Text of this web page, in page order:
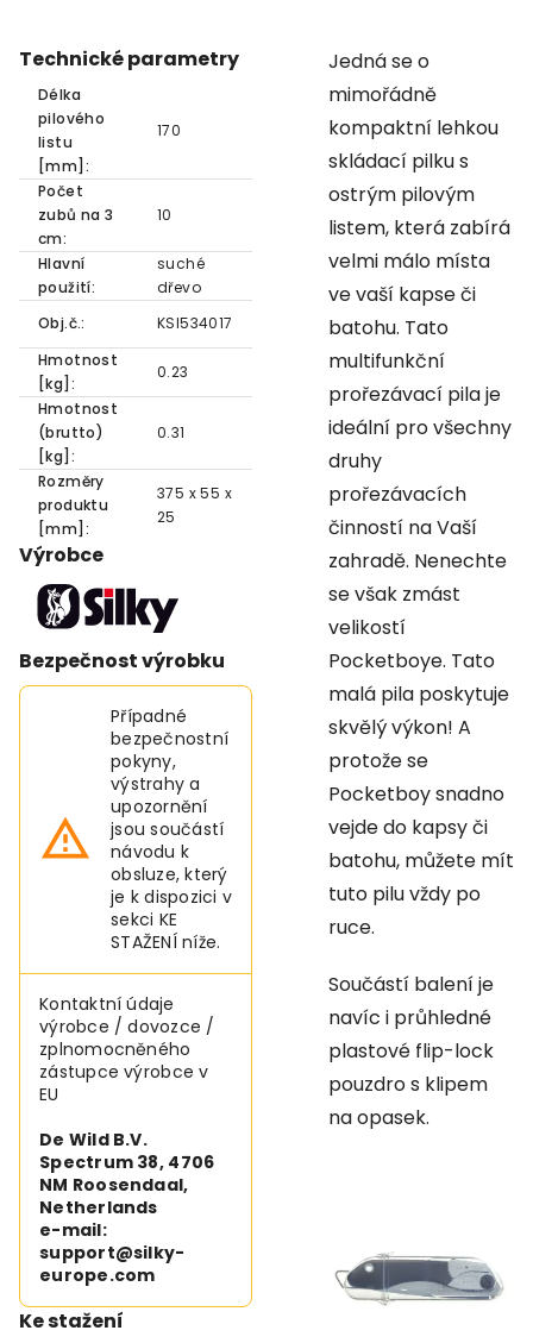
Technické parametry
Délka
pilového
listu
[mm]:
170
Počet
zubů na 3
cm:
10
Hlavní
použití:
suché
dřevo
Obj.č.:
KSI534017
Hmotnost
[kg]:
0.23
Hmotnost
(brutto)
[kg]:
0.31
Rozměry
produktu
[mm]:
375 x 55 x
25
Výrobce
Bezpečnost výrobku
Případné
bezpečnostní
pokyny,
výstrahy a
upozornění
jsou součástí
návodu k
obsluze, který
je k dispozici v
sekci KE
STAŽENÍ níže.
Kontaktní údaje
výrobce / dovozce /
zplnomocněného
zástupce výrobce v
EU
De Wild B.V.
Spectrum 38, 4706
NM Roosendaal,
Netherlands
e-mail:
support@silky-
europe.com
Ke stažení
Jedná se o
mimořádně
kompaktní lehkou
skládací pilku s
ostrým pilovým
listem, která zabírá
velmi málo místa
ve vaší kapse či
batohu. Tato
multifunkční
prořezávací pila je
ideální pro všechny
druhy
prořezávacích
činností na Vaší
zahradě. Nenechte
se však zmást
velikostí
Pocketboye. Tato
malá pila poskytuje
skvělý výkon! A
protože se
Pocketboy snadno
vejde do kapsy či
batohu, můžete mít
tuto pilu vždy po
ruce.
Součástí balení je
navíc i průhledné
plastové flip-lock
pouzdro s klipem
na opasek.